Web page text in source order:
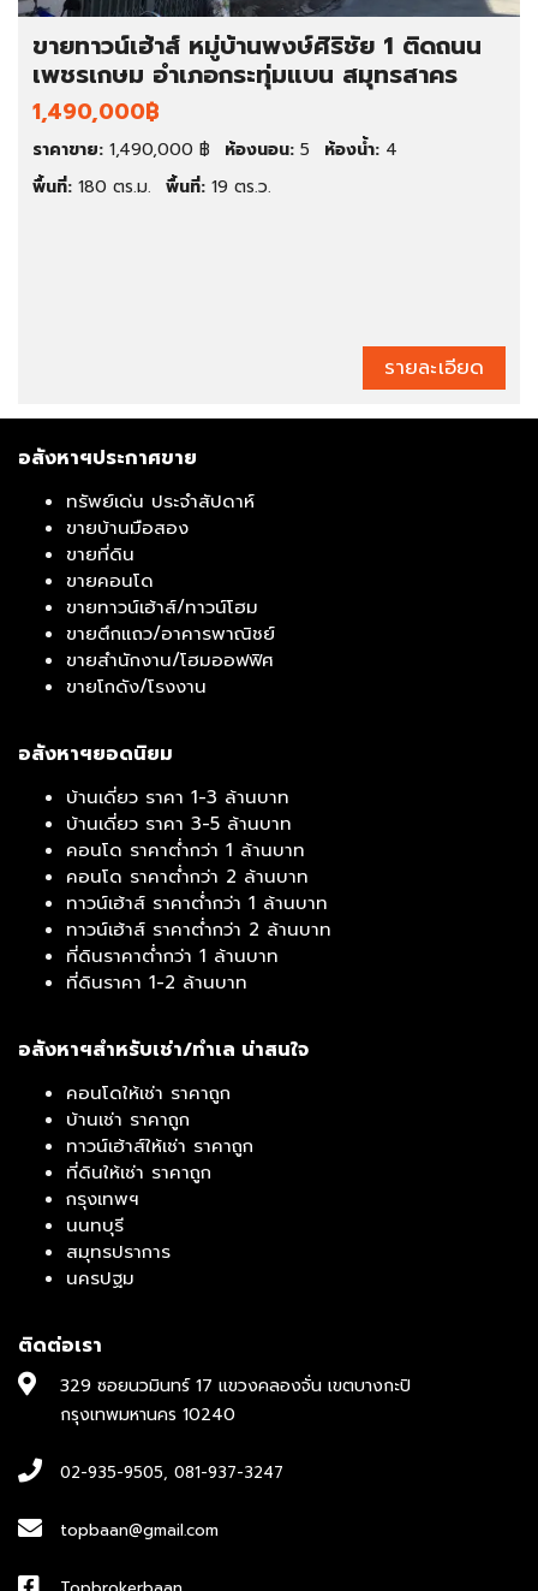
ขายทาวน์เฮ้าส์ หมู่บ้านพงษ์ศิริชัย 1 ติดถนน
เพชรเกษม อำเภอกระทุ่มแบน สมุทรสาคร
1,490,000฿
ราคาขาย: 1,490,000 ฿ ห้องนอน: 5 ห้องน้ำ: 4
พื้นที่: 180 ตร.ม. พื้นที่: 19 ตร.ว.
รายละเอียด
อสังหาฯประกาศขาย
ทรัพย์เด่น ประจำสัปดาห์
ขายบ้านมือสอง
ขายที่ดิน
ขายคอนโด
ขายทาวน์เฮ้าส์/ทาวน์โฮม
ขายตึกแถว/อาคารพาณิชย์
ขายสำนักงาน/โฮมออฟฟิศ
ขายโกดัง/โรงงาน
อสังหาฯยอดนิยม
บ้านเดี่ยว ราคา 1-3 ล้านบาท
บ้านเดี่ยว ราคา 3-5 ล้านบาท
คอนโด ราคาต่ำกว่า 1 ล้านบาท
คอนโด ราคาต่ำกว่า 2 ล้านบาท
ทาวน์เฮ้าส์ ราคาต่ำกว่า 1 ล้านบาท
ทาวน์เฮ้าส์ ราคาต่ำกว่า 2 ล้านบาท
ที่ดินราคาต่ำกว่า 1 ล้านบาท
ที่ดินราคา 1-2 ล้านบาท
อสังหาฯสำหรับเช่า/ทำเล น่าสนใจ
คอนโดให้เช่า ราคาถูก
บ้านเช่า ราคาถูก
ทาวน์เฮ้าส์ให้เช่า ราคาถูก
ที่ดินให้เช่า ราคาถูก
กรุงเทพฯ
นนทบุรี
สมุทรปราการ
นครปฐม
ติดต่อเรา
329 ซอยนวมินทร์ 17 แขวงคลองจั่น เขตบางกะปิ
กรุงเทพมหานคร 10240
02-935-9505, 081-937-3247
topbaan@gmail.com